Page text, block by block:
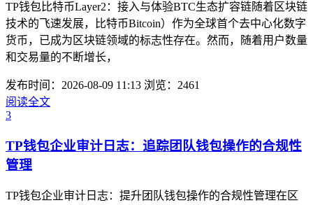
TP钱包比特币Layer2：接入与体验BTC生态扩容链随着区块链
技术的飞速发展，比特币Bitcoin）作为全球首个去中心化数字
货币，已成为区块链领域的标志性存在。然而，随着用户数量
和交易量的不断增长，
发布时间：2026-08-09 11:13 浏览：2461
阅读全文
3
TP钱包企业审计日志：追踪团队钱包操作的合规性
管理
TP钱包企业审计日志：提升团队钱包操作的合规性管理在区